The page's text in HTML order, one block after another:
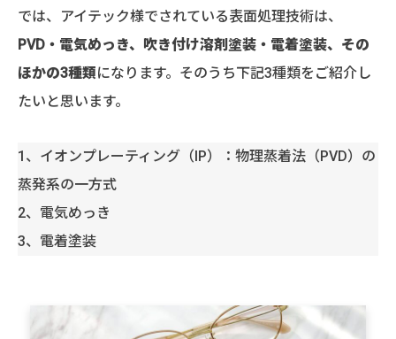
では、アイテック様でされている表面処理技術は、
PVD・電気めっき、吹き付け溶剤塗装・電着塗装、その
ほかの3種類になります。そのうち下記3種類をご紹介し
たいと思います。
1、イオンプレーティング（IP）：物理蒸着法（PVD）の
蒸発系の一方式
2、電気めっき
3、電着塗装